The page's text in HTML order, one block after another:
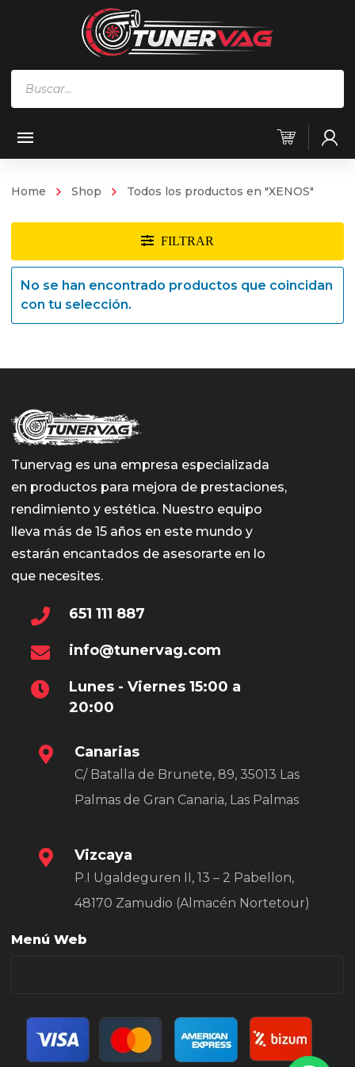
Home Shop Todos los productos en "XENOS"
No se han encontrado productos que coincidan
con tu selección.
Tunervag es una empresa especializada
en productos para mejora de prestaciones,
rendimiento y estética. Nuestro equipo
lleva más de 15 años en este mundo y
estarán encantados de asesorarte en lo
que necesites.
651 111 887
info@tunervag.com
Lunes - Viernes 15:00 a
20:00
Canarias
C/ Batalla de Brunete, 89, 35013 Las
Palmas de Gran Canaria, Las Palmas
Vizcaya
P.I Ugaldeguren II, 13 – 2 Pabellon,
48170 Zamudio (Almacén Nortetour)
Menú Web